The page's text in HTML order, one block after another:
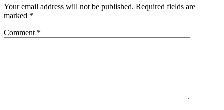
Your email address will not be published. Required fields are
marked *
Comment *